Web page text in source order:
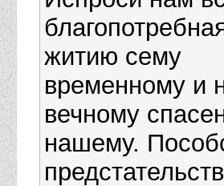
житию сему
временному и
вечному
нашему.